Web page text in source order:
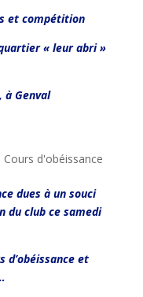
compétition
« leur abri »
à Genval
Cours d'obéissance
dues à un souci
du club ce samedi
d’obéissance et